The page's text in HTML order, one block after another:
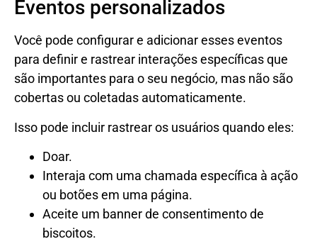
Eventos personalizados
Você pode configurar e adicionar esses eventos
para definir e rastrear interações específicas que
são importantes para o seu negócio, mas não são
cobertas ou coletadas automaticamente.
Isso pode incluir rastrear os usuários quando eles:
Doar.
Interaja com uma chamada específica à ação
ou botões em uma página.
Aceite um banner de consentimento de
biscoitos.